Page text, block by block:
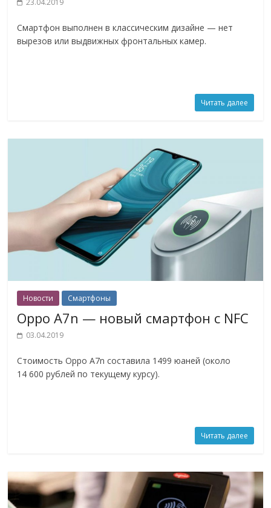
23.04.2019
Смартфон выполнен в классическим дизайне — нет
вырезов или выдвижных фронтальных камер.
Читать далее
Новости Смартфоны
Oppo A7n — новый смартфон с NFC
03.04.2019
Стоимость Oppo A7n составила 1499 юаней (около
14 600 рублей по текущему курсу).
Читать далее